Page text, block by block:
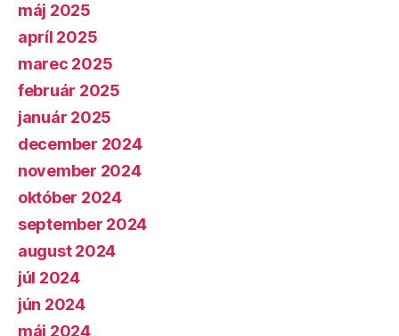
máj 2025
apríl 2025
marec 2025
február 2025
január 2025
december 2024
november 2024
október 2024
september 2024
august 2024
júl 2024
jún 2024
máj 2024